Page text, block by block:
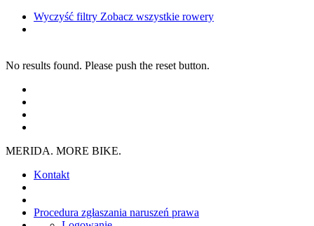
Wyczyść filtry Zobacz wszystkie rowery
No results found. Please push the reset button.
MERIDA. MORE BIKE.
Kontakt
Procedura zgłaszania naruszeń prawa